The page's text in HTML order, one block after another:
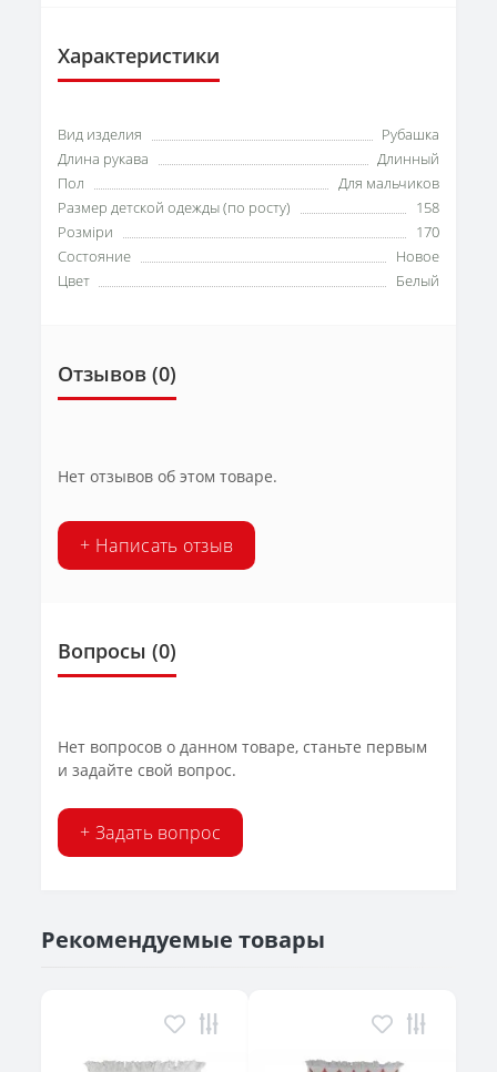
Характеристики
Вид изделия
Рубашка
Длина рукава
Длинный
Пол
Для мальчиков
Размер детской одежды (по росту)
158
Розміри
170
Состояние
Новое
Цвет
Белый
Отзывов (0)
Нет отзывов об этом товаре.
+ Написать отзыв
Вопросы (0)
Нет вопросов о данном товаре, станьте первым
и задайте свой вопрос.
+ Задать вопрос
Рекомендуемые товары